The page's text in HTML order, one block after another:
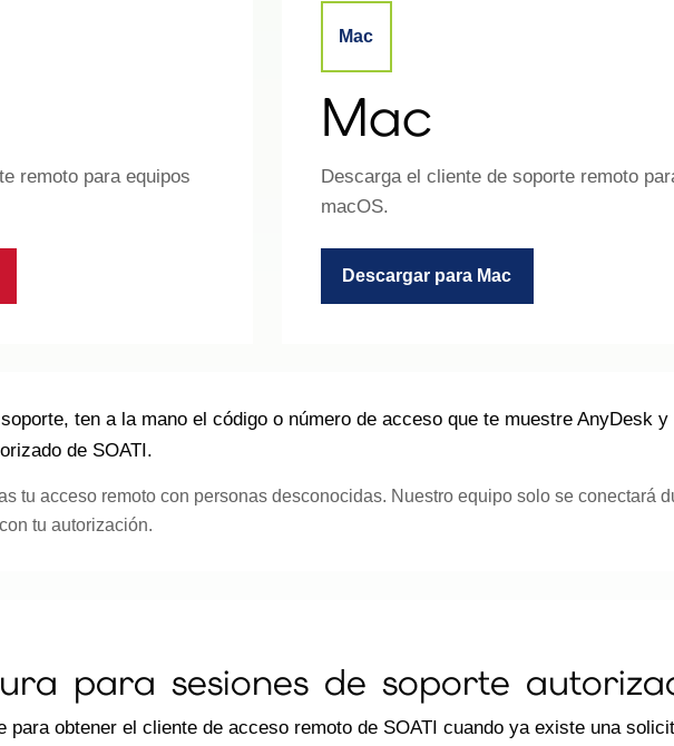
remoto para equipos
Mac
Mac
Descarga el cliente de soporte remoto
macOS.
Descargar para Mac
ten a la mano el código o número de acceso que te muestre AnyDesk y
de SOATI.
tu acceso remoto con personas desconocidas. Nuestro equipo solo se conectará
tu autorización.
para sesiones de soporte
para obtener el cliente de acceso remoto de SOATI cuando ya existe una